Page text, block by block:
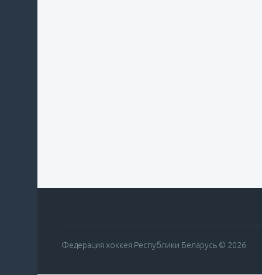
Федерация хоккея Республики Беларусь © 2026